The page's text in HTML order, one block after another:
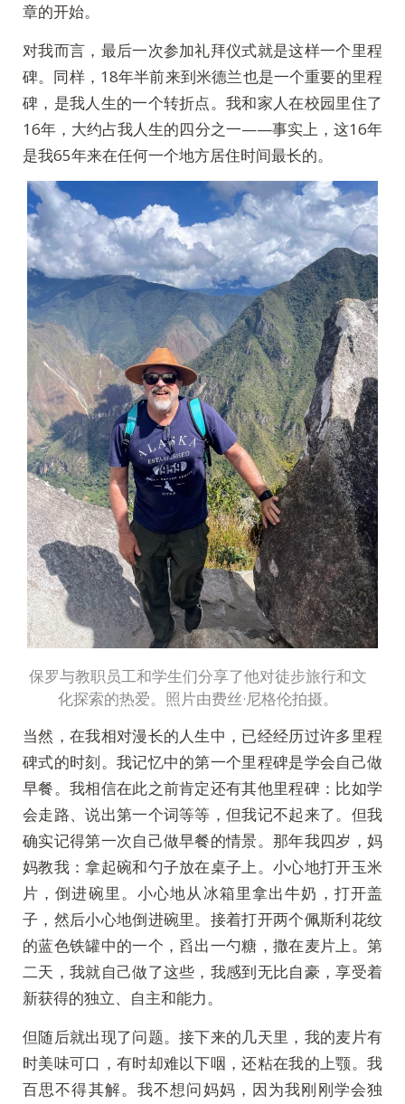
章的开始。
对我而言，最后一次参加礼拜仪式就是这样一个里程
碑。同样，18年半前来到米德兰也是一个重要的里程
碑，是我人生的一个转折点。我和家人在校园里住了
16年，大约占我人生的四分之一——事实上，这16年
是我65年来在任何一个地方居住时间最长的。
保罗与教职员工和学生们分享了他对徒步旅行和文
化探索的热爱。照片由费丝·尼格伦拍摄。
当然，在我相对漫长的人生中，已经经历过许多里程
碑式的时刻。我记忆中的第一个里程碑是学会自己做
早餐。我相信在此之前肯定还有其他里程碑：比如学
会走路、说出第一个词等等，但我记不起来了。但我
确实记得第一次自己做早餐的情景。那年我四岁，妈
妈教我：拿起碗和勺子放在桌子上。小心地打开玉米
片，倒进碗里。小心地从冰箱里拿出牛奶，打开盖
子，然后小心地倒进碗里。接着打开两个佩斯利花纹
的蓝色铁罐中的一个，舀出一勺糖，撒在麦片上。第
二天，我就自己做了这些，我感到无比自豪，享受着
新获得的独立、自主和能力。
但随后就出现了问题。接下来的几天里，我的麦片有
时美味可口，有时却难以下咽，还粘在我的上颚。我
百思不得其解。我不想问妈妈，因为我刚刚学会独